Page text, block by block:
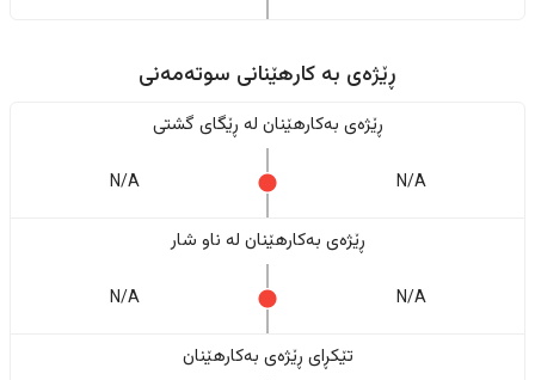
ڕێژەى به کارهێنانی سوتەمەنی
ڕێژەى بەکارهێنان له ڕێگای گشتی
N/A
N/A
ڕێژەى بەکارهێنان له ناو شار
N/A
N/A
تێکڕای ڕێژەى بەکارهێنان